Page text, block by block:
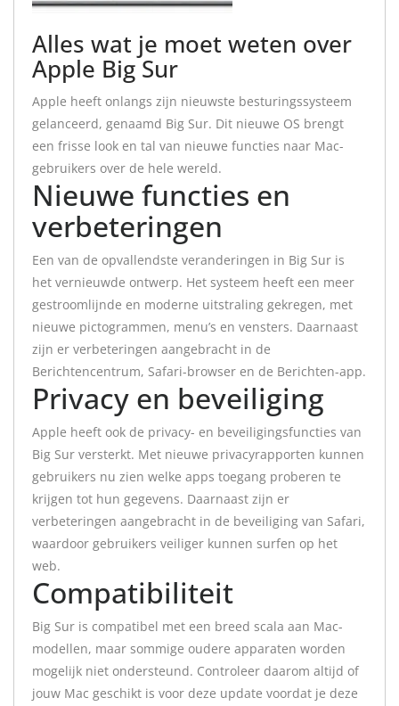
Alles wat je moet weten over
Apple Big Sur
Apple heeft onlangs zijn nieuwste besturingssysteem
gelanceerd, genaamd Big Sur. Dit nieuwe OS brengt
een frisse look en tal van nieuwe functies naar Mac-
gebruikers over de hele wereld.
Nieuwe functies en
verbeteringen
Een van de opvallendste veranderingen in Big Sur is
het vernieuwde ontwerp. Het systeem heeft een meer
gestroomlijnde en moderne uitstraling gekregen, met
nieuwe pictogrammen, menu’s en vensters. Daarnaast
zijn er verbeteringen aangebracht in de
Berichtencentrum, Safari-browser en de Berichten-app.
Privacy en beveiliging
Apple heeft ook de privacy- en beveiligingsfuncties van
Big Sur versterkt. Met nieuwe privacyrapporten kunnen
gebruikers nu zien welke apps toegang proberen te
krijgen tot hun gegevens. Daarnaast zijn er
verbeteringen aangebracht in de beveiliging van Safari,
waardoor gebruikers veiliger kunnen surfen op het
web.
Compatibiliteit
Big Sur is compatibel met een breed scala aan Mac-
modellen, maar sommige oudere apparaten worden
mogelijk niet ondersteund. Controleer daarom altijd of
jouw Mac geschikt is voor deze update voordat je deze